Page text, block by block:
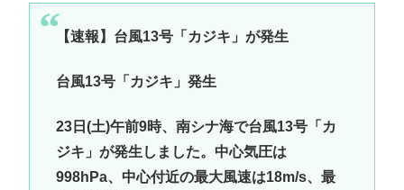
【速報】台風13号「カジキ」が発生
台風13号「カジキ」発生
23日(土)午前9時、南シナ海で台風13号「カ
ジキ」が発生しました。中心気圧は
998hPa、中心付近の最大風速は18m/s、最